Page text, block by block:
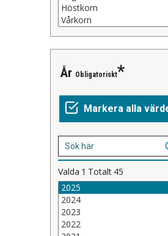
År Obligatoriskt
Valda 1 Totalt 45